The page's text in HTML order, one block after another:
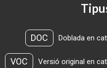
DOC Doblada en
VOC Versió original en